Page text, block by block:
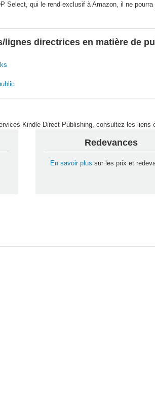
Select, qui le rend exclusif à Amazon, il ne
lignes directrices en matière de
Kindle Direct Publishing, consultez les liens
Redevances
En savoir plus sur les prix et